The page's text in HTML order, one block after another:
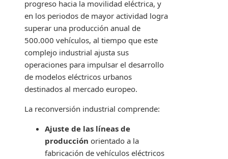
progreso hacia la movilidad eléctrica, y
en los periodos de mayor actividad logra
superar una producción anual de
500.000 vehículos, al tiempo que este
complejo industrial ajusta sus
operaciones para impulsar el desarrollo
de modelos eléctricos urbanos
destinados al mercado europeo.
La reconversión industrial comprende:
Ajuste de las líneas de
producción orientado a la
fabricación de vehículos eléctricos